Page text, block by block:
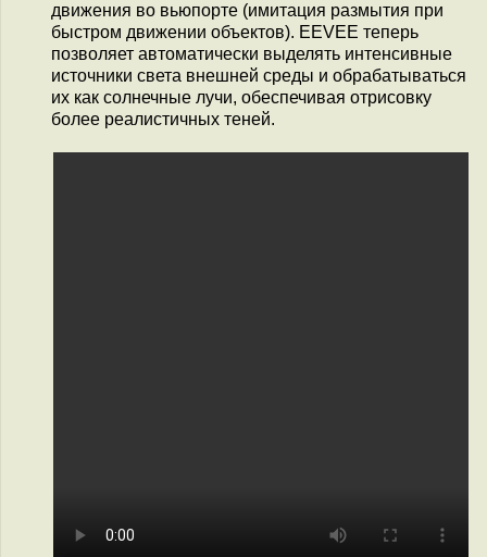
движения во вьюпорте (имитация размытия при
быстром движении объектов). EEVEE теперь
позволяет автоматически выделять интенсивные
источники света внешней среды и обрабатываться
их как солнечные лучи, обеспечивая отрисовку
более реалистичных теней.